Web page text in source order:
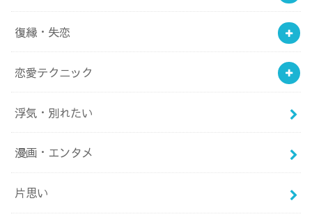
復縁・失恋
恋愛テクニック
浮気・別れたい
漫画・エンタメ
片思い